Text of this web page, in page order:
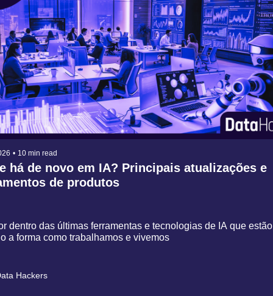
• 10 min read
há de novo em IA? Principais atualizações e
de produtos
dentro das últimas ferramentas e tecnologias de IA que estão
a forma como trabalhamos e vivemos
Hackers